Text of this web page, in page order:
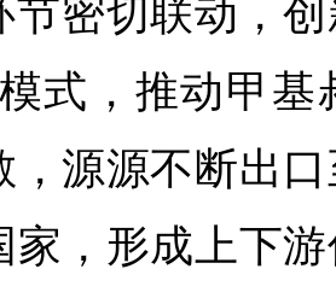
节密切联动，
式，推动甲
，源源不断出
家，形成上下